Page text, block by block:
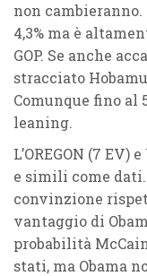
non
4,3% ma è
GOP. Se anche
stracciato
Comunque fino al
leaning.
L’OREGON (7 EV) e
e simili come
convinzione
vantaggio di
probabilità
stati, ma Obama